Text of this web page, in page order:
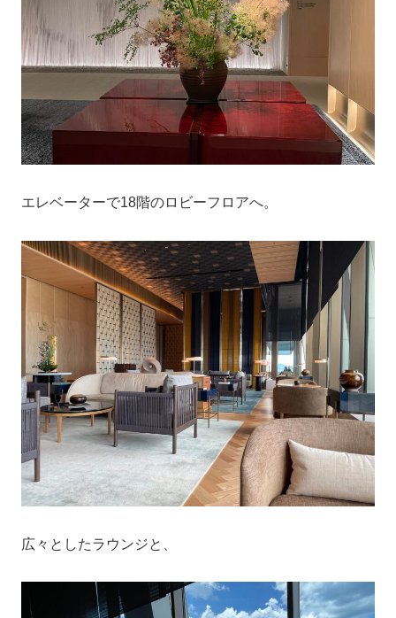
エレベーターで18階のロビーフロアへ。
広々としたラウンジと、